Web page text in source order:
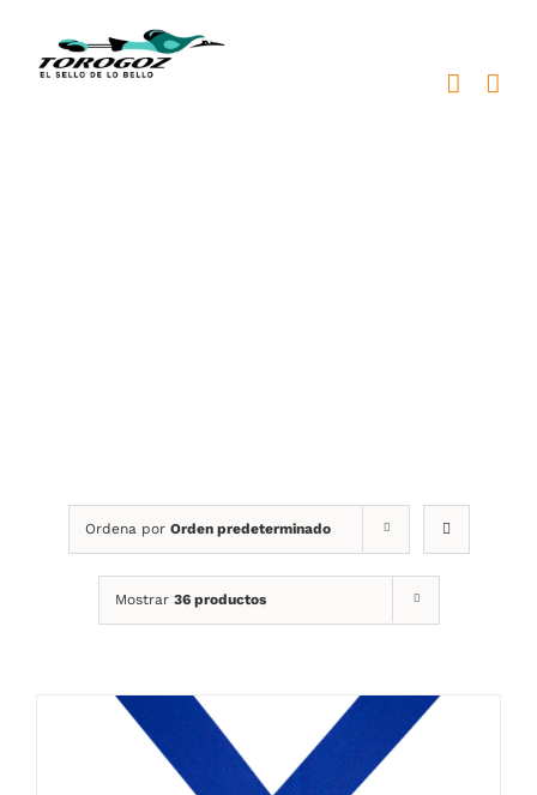
contenido
Ordena por Orden predeterminado
Mostrar 36 productos